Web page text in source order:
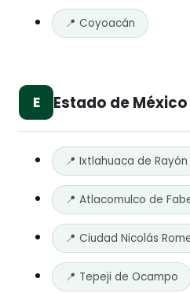
📍 Coyoacán
E Estado de México
📍 Ixtlahuaca de Rayón
📍 Atlacomulco de
📍 Ciudad Nicolás
📍 Tepeji de Ocampo